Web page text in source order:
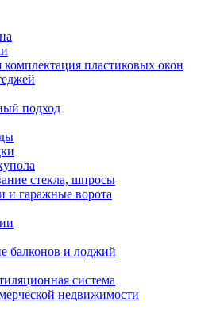
комплектация пластиковых окон
подход
стекла, шпросы
и гаражные ворота
балконов и лоджий
система
недвижимости